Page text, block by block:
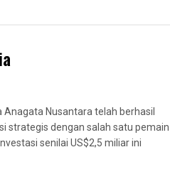
Anagata Nusantara telah berhasil
strategis dengan salah satu pemain
senilai US$2,5 miliar ini